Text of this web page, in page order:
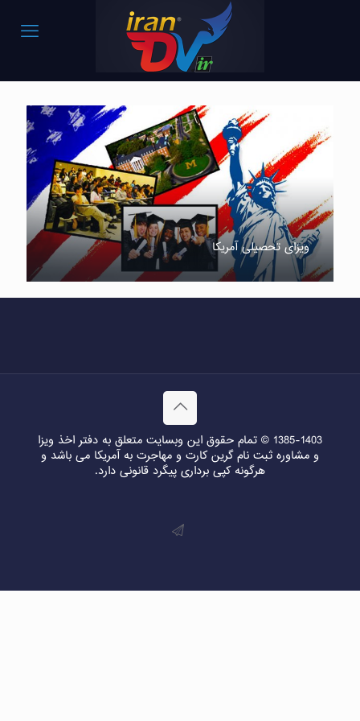
ویزای تحصیلی آمریکا
1385-1403 © تمام حقوق این وبسایت متعلق به دفتر اخذ ویزا
و مشاوره ثبت نام گرین کارت و مهاجرت به آمریکا می باشد و
هرگونه کپی برداری پیگرد قانونی دارد.